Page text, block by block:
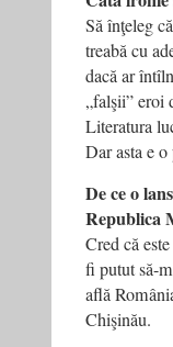
Să înţeleg
treabă cu
dacă ar
„falşii” eroi
Literatura
Dar asta e
De ce o
Republica
Cred că
fi putut să-
află
Chişinău.